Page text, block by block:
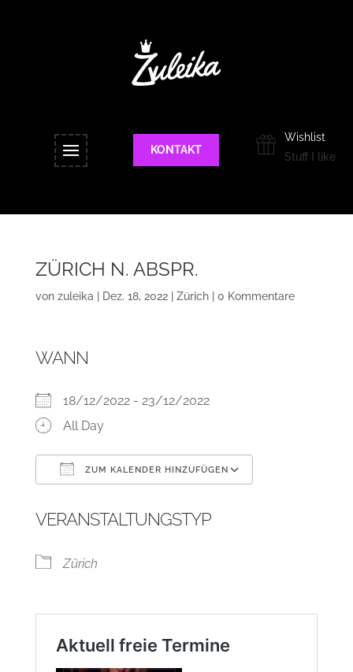
KONTAKT
Wishlist
Stuff I like
ZÜRICH N. ABSPR.
von zuleika Dez. 18, 2022| Zürich| 0 Kommentare
WANN
18/12/2022 - 23/12/2022
All Day
ZUM KALENDER HINZUFÜGEN
VERANSTALTUNGSTYP
Zürich